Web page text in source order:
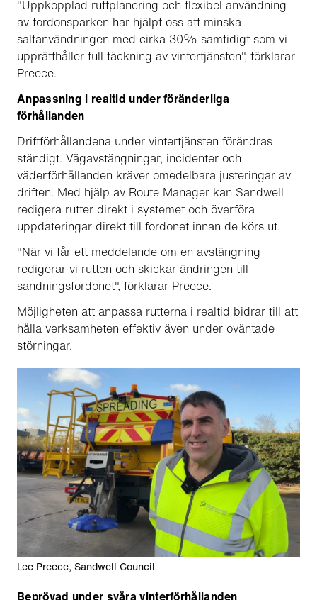
"Uppkopplad ruttplanering och flexibel användning
av fordonsparken har hjälpt oss att minska
saltanvändningen med cirka 30% samtidigt som vi
upprätthåller full täckning av vintertjänsten", förklarar
Preece.
Anpassning i realtid under föränderliga
förhållanden
Driftförhållandena under vintertjänsten förändras
ständigt. Vägavstängningar, incidenter och
väderförhållanden kräver omedelbara justeringar av
driften. Med hjälp av Route Manager kan Sandwell
redigera rutter direkt i systemet och överföra
uppdateringar direkt till fordonet innan de körs ut.
"När vi får ett meddelande om en avstängning
redigerar vi rutten och skickar ändringen till
sandningsfordonet", förklarar Preece.
Möjligheten att anpassa rutterna i realtid bidrar till att
hålla verksamheten effektiv även under oväntade
störningar.
Lee Preece, Sandwell Council
Beprövad under svåra vinterförhållanden